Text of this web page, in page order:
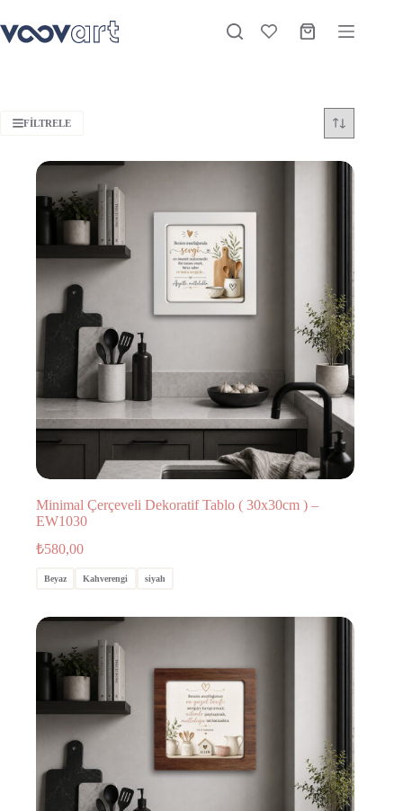
FILTRELE
Minimal Çerçeveli Dekoratif Tablo ( 30x30cm ) –
EW1030
₺580,00
Beyaz Kahverengi siyah